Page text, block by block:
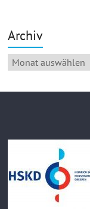
Archiv
Archiv